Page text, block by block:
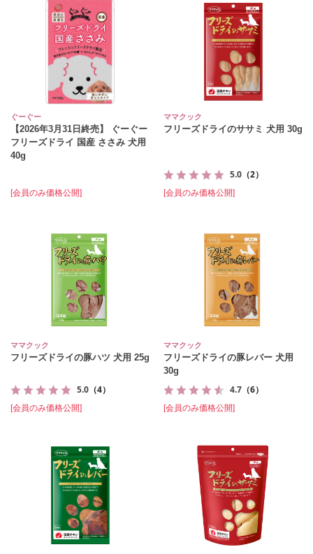
ぐーぐー
【2026年3月31日終売】 ぐーぐー
フリーズドライ 国産 ささみ 犬用
40g
[会員のみ価格公開]
ママクック
フリーズドライのササミ 犬用 30g
5.0 （2）
[会員のみ価格公開]
ママクック
フリーズドライの豚ハツ 犬用 25g
5.0 （4）
[会員のみ価格公開]
ママクック
フリーズドライの豚レバー 犬用
30g
4.7 （6）
[会員のみ価格公開]